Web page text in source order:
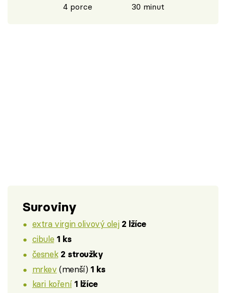
4 porce 30 minut
Suroviny
extra virgin olivový olej 2 lžíce
cibule 1 ks
česnek 2 stroužky
mrkev (menší) 1 ks
kari koření 1 lžíce